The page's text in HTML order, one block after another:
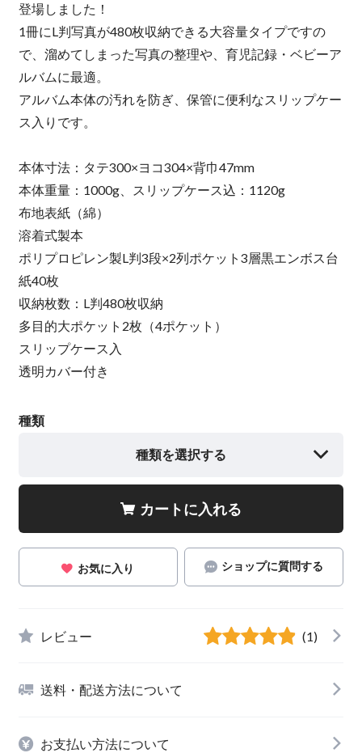
登場しました！
1冊にL判写真が480枚収納できる大容量タイプですの
で、溜めてしまった写真の整理や、育児記録・ベビーア
ルバムに最適。
アルバム本体の汚れを防ぎ、保管に便利なスリップケー
ス入りです。
本体寸法：タテ300×ヨコ304×背巾47mm
本体重量：1000g、スリップケース込：1120g
布地表紙（綿）
溶着式製本
ポリプロピレン製L判3段×2列ポケット3層黒エンボス台
紙40枚
収納枚数：L判480枚収納
多目的大ポケット2枚（4ポケット）
スリップケース入
透明カバー付き
種類
種類を選択する
カートに入れる
お気に入り ショップに質問する
レビュー (1)
送料・配送方法について
お支払い方法について